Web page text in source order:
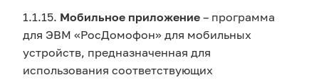
1.1.15. Мобильное приложение – программа
для ЭВМ «РосДомофон» для мобильных
устройств, предназначенная для
использования соответствующих